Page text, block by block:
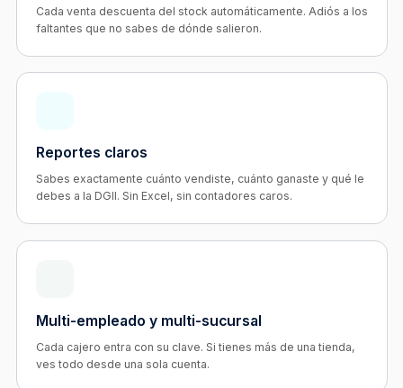
Cada venta descuenta del stock automáticamente. Adiós a los
faltantes que no sabes de dónde salieron.
Reportes claros
Sabes exactamente cuánto vendiste, cuánto ganaste y qué le
debes a la DGII. Sin Excel, sin contadores caros.
Multi-empleado y multi-sucursal
Cada cajero entra con su clave. Si tienes más de una tienda,
ves todo desde una sola cuenta.